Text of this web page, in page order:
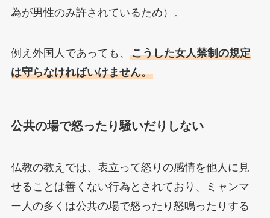
為が男性のみ許されているため）。
例え外国人であっても、 こうした女人禁制の規定
は守らなければいけません。
公共の場で怒ったり騒いだりしない
仏教の教えでは、表立って怒りの感情を他人に見
せることは善くない行為とされており、ミャンマ
ー人の多くは公共の場で怒ったり怒鳴ったりする